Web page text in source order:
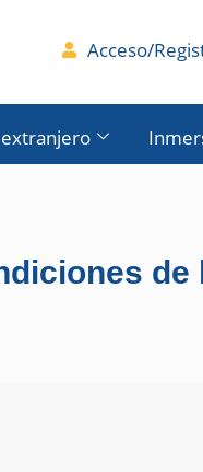
Acceso/